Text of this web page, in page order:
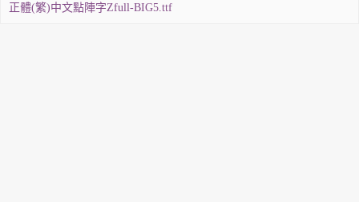
正體(繁)中文點陣字Zfull-BIG5.ttf